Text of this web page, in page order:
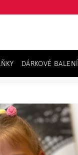
DÁRKOVÉ BALENÍ